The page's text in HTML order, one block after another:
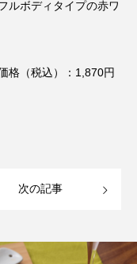
ルボディタイプの赤ワ
格（税込）：1,870円
次の記事